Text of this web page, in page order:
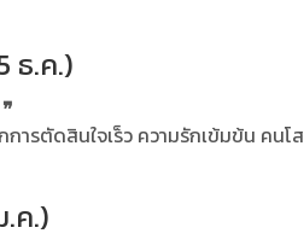
ธ.ค.)
การตัดสินใจเร็ว ความรักเข้มข้น คน
.ค.)